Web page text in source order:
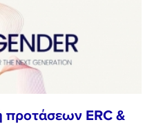
προτάσεων ERC &